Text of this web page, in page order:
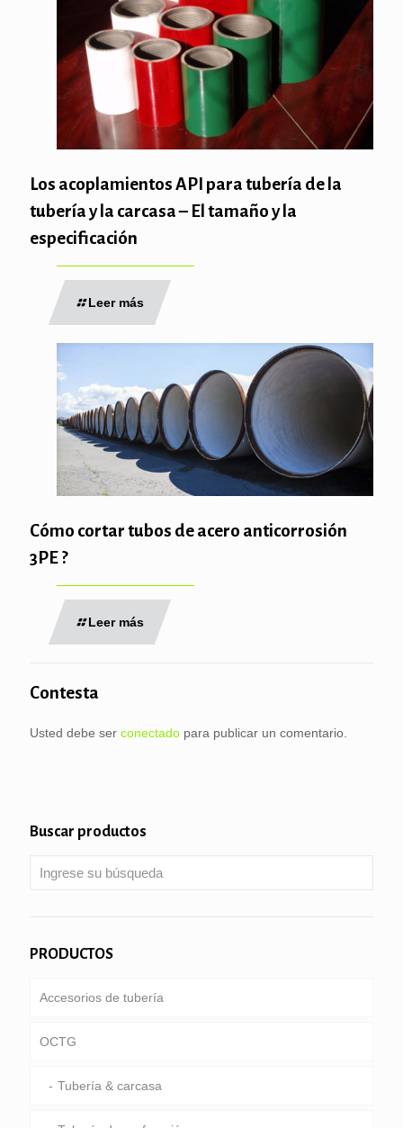
Los acoplamientos API para tubería de la
tubería y la carcasa – El tamaño y la
especificación
Leer más
Cómo cortar tubos de acero anticorrosión
3PE ?
Leer más
Contesta
Usted debe ser conectado para publicar un comentario.
Buscar productos
PRODUCTOS
Accesorios de tubería
OCTG
Tubería & carcasa